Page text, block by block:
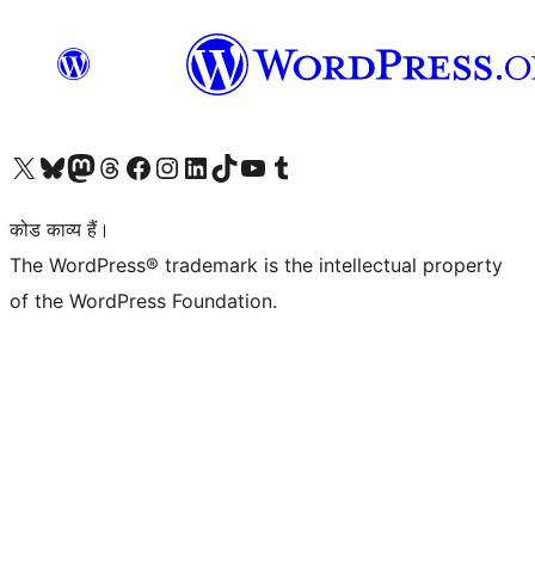
Visit our X (formerly Twitter) account
हमारे बलुस्की खाते पर जाएँVisit our Mastodon account
हमारे थ्रेड्स अकाउंट पर जाएंहमारे फेसबुक पेज पर जाएँहमारे इंस्टाग्राम अकाउंट पर जाएंहमारे लिंक्डइन खाते पर जाएँहमारे टिकटॉक खाते पर जाएँहमारे यूट्यूब चैनल पर जाएंहमारे Tumblr खाते पर जाएँ
कोड काव्य हैं।
The WordPress® trademark is the intellectual property
of the WordPress Foundation.